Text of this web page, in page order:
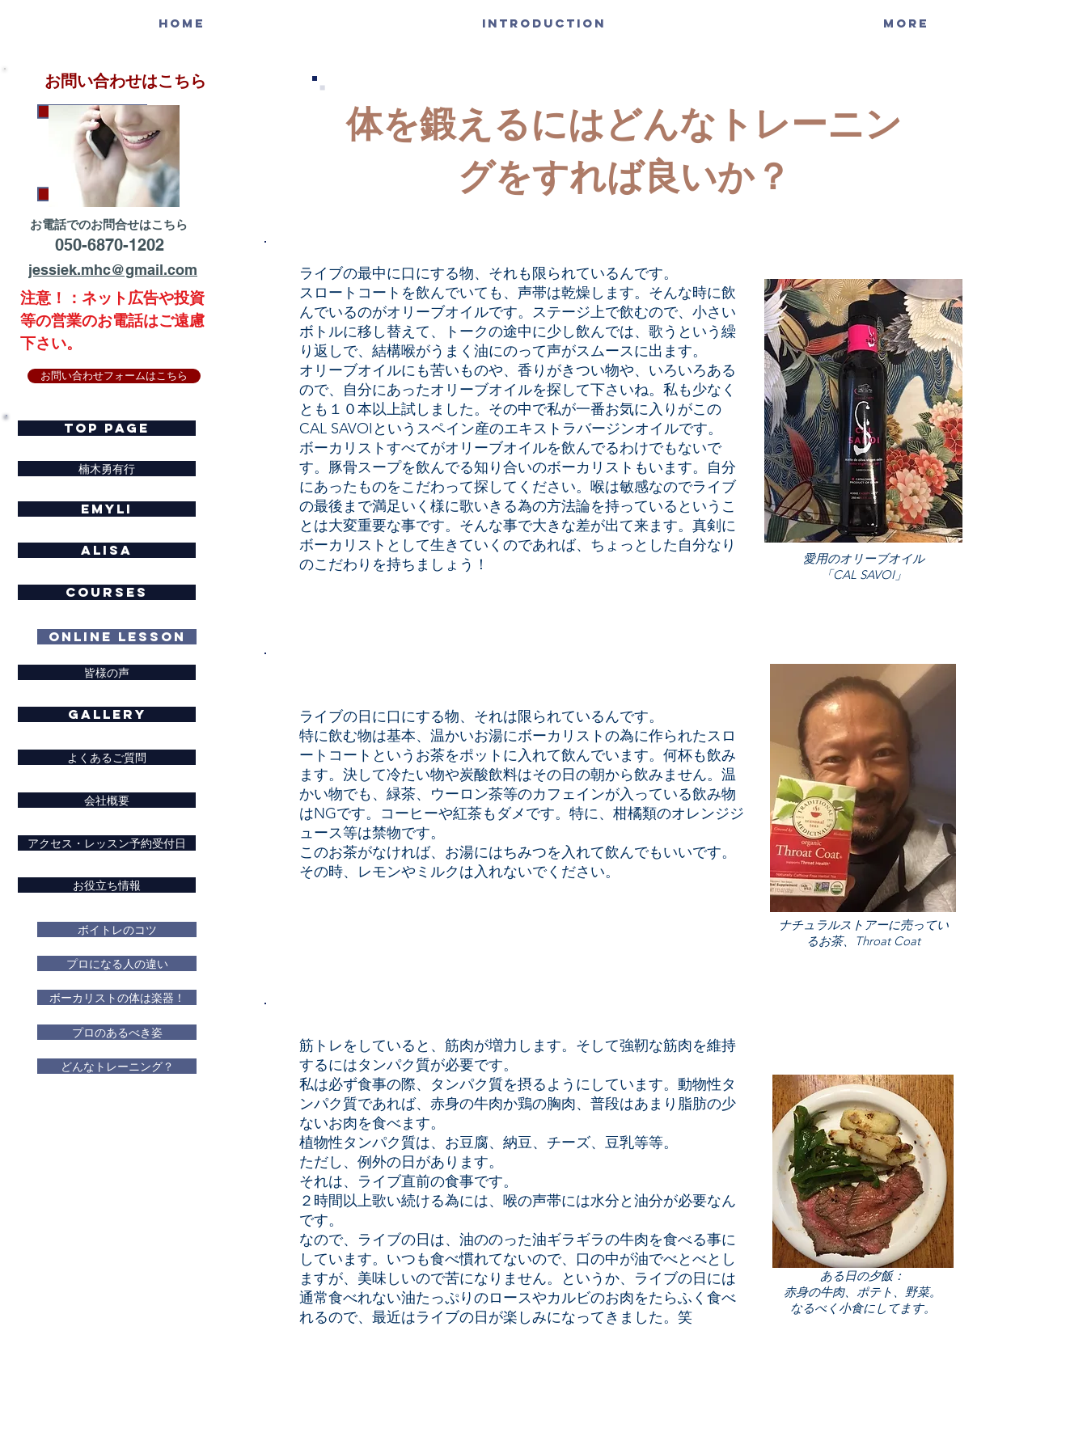
HOME INTRODUCTION More
お問い合わせはこちら
お電話でのお問合せはこちら
050-6870-1202
jessiek.mhc@gmail.com
注意！：ネット広告や投資
等の営業のお電話はご遠慮
下さい。
お問い合わせフォームはこちら
TOP PAGE
楠木勇有行
Emyli
Alisa
COURSES
ONLINE LESSON
皆様の声
GALLERY
よくあるご質問
会社概要
アクセス・レッスン予約受付日
お役立ち情報
ボイトレのコツ
プロになる人の違い
ボーカリストの体は楽器！
プロのあるべき姿
どんなトレーニング？
体を鍛えるにはどんなトレーニン
グをすれば良いか？
ライブの最中に口にする物、それも限られているんです。
スロートコートを飲んでいても、声帯は乾燥します。そんな時に飲
んでいるのがオリーブオイルです。ステージ上で飲むので、小さい
ボトルに移し替えて、トークの途中に少し飲んでは、歌うという繰
り返しで、結構喉がうまく油にのって声がスムースに出ます。
オリーブオイルにも苦いものや、香りがきつい物や、いろいろある
ので、自分にあったオリーブオイルを探して下さいね。私も少なく
とも１０本以上試しました。その中で私が一番お気に入りがこの
CAL SAVOIというスペイン産のエキストラバージンオイルです。
ボーカリストすべてがオリーブオイルを飲んでるわけでもないで
す。豚骨スープを飲んでる知り合いのボーカリストもいます。自分
にあったものをこだわって探してください。喉は敏感なのでライブ
の最後まで満足いく様に歌いきる為の方法論を持っているというこ
とは大変重要な事です。そんな事で大きな差が出て来ます。真剣に
ボーカリストとして生きていくのであれば、ちょっとした自分なり
のこだわりを持ちましょう！
愛用のオリーブオイル
「CAL SAVOI」
ライブの日に口にする物、それは限られているんです。
特に飲む物は基本、温かいお湯にボーカリストの為に作られたスロ
ートコートというお茶をポットに入れて飲んでいます。何杯も飲み
ます。決して冷たい物や炭酸飲料はその日の朝から飲みません。温
かい物でも、緑茶、ウーロン茶等のカフェインが入っている飲み物
はNGです。コーヒーや紅茶もダメです。特に、柑橘類のオレンジジ
ュース等は禁物です。
このお茶がなければ、お湯にはちみつを入れて飲んでもいいです。
その時、レモンやミルクは入れないでください。
ナチュラルストアーに売ってい
るお茶、Throat Coat
筋トレをしていると、筋肉が増力します。そして強靭な筋肉を維持
するにはタンパク質が必要です。
私は必ず食事の際、タンパク質を摂るようにしています。動物性タ
ンパク質であれば、赤身の牛肉か鶏の胸肉、普段はあまり脂肪の少
ないお肉を食べます。
植物性タンパク質は、お豆腐、納豆、チーズ、豆乳等等。
ただし、例外の日があります。
それは、ライブ直前の食事です。
２時間以上歌い続ける為には、喉の声帯には水分と油分が必要なん
です。
なので、ライブの日は、油ののった油ギラギラの牛肉を食べる事に
しています。いつも食べ慣れてないので、口の中が油でべとべとし
ますが、美味しいので苦になりません。というか、ライブの日には
通常食べれない油たっぷりのロースやカルビのお肉をたらふく食べ
れるので、最近はライブの日が楽しみになってきました。笑
ある日の夕飯：
赤身の牛肉、ポテト、野菜。
なるべく小食にしてます。